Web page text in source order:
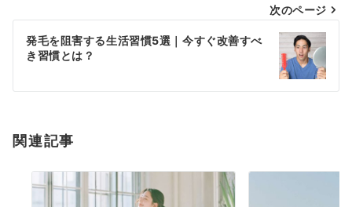
ビ
ゲ
ー
シ
ン
次のページ
発毛を阻害する生活習慣5選｜今すぐ改善すべ
き習慣とは？
関連記事